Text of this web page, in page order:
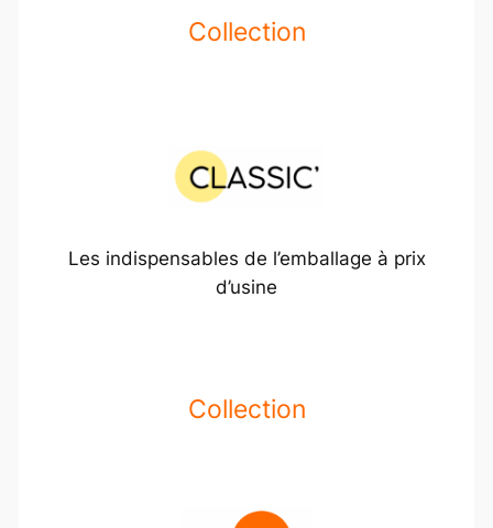
Collection
Les indispensables de l’emballage à prix
d’usine
Collection